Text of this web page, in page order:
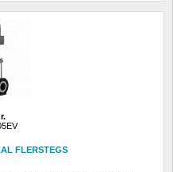
FLERSTEGS